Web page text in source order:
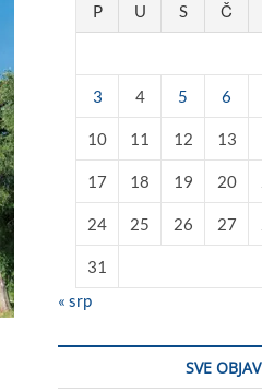
P U S Č
3 4 5 6
10 11 12 13
17 18 19 20
24 25 26 27
31
« srp
SVE